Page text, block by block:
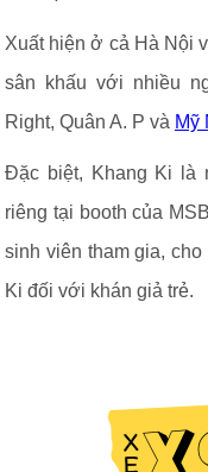
Xuất hiện ở cả Hà Nội
sân khấu với nhiều
Right, Quân A. P và Mỹ
Đặc biệt, Khang Ki là
riêng tại booth của
sinh viên tham gia,
Ki đối với khán giả trẻ.